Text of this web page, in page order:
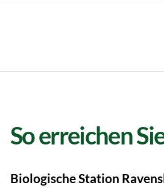
So erreichen
Biologische Station